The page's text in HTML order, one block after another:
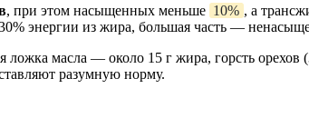
, при этом насыщенных меньше 10% , а
энергии из жира, большая часть —
масла — около 15 г жира, горсть
разумную норму.